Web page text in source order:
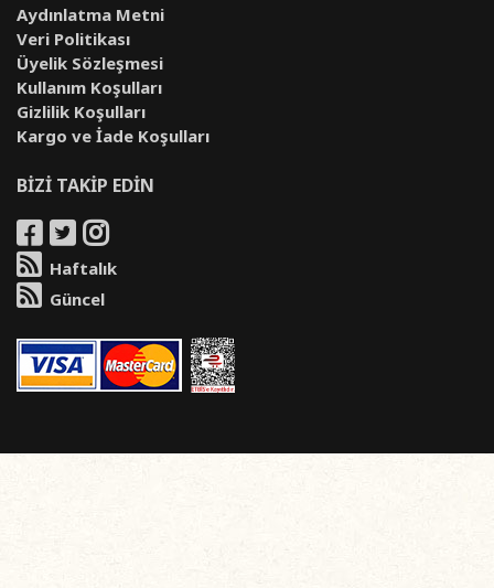
Aydınlatma Metni
Veri Politikası
Üyelik Sözleşmesi
Kullanım Koşulları
Gizlilik Koşulları
Kargo ve İade Koşulları
BİZİ TAKİP EDİN
Haftalık
Güncel